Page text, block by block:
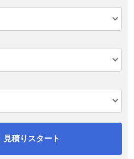
見積りスタート